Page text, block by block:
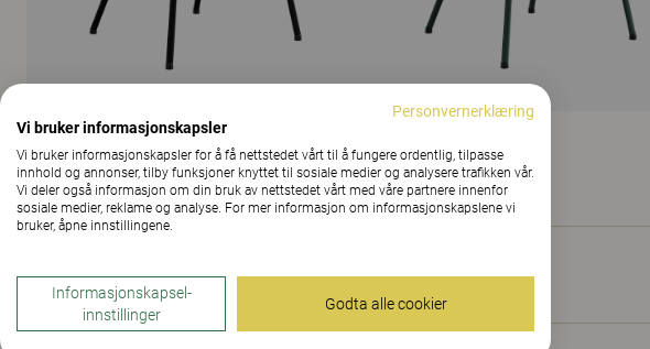
VIS ALLE BILDER
Material
Personvernerklæring
Vi bruker informasjonskapsler
Vi bruker informasjonskapsler for å få nettstedet vårt til å fungere ordentlig, tilpasse
innhold og annonser, tilby funksjoner knyttet til sosiale medier og analysere trafikken vår.
Vi deler også informasjon om din bruk av nettstedet vårt med våre partnere innenfor
sosiale medier, reklame og analyse. For mer informasjon om informasjonskapslene vi
bruker, åpne innstillingene.
Informasjonskapsel-
innstillinger
Godta alle cookier